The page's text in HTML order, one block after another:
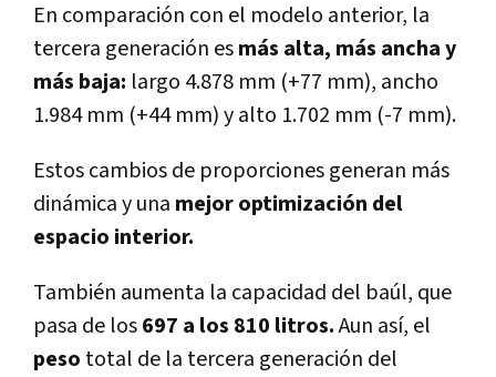
En comparación con el modelo anterior, la
tercera generación esmás alta, más ancha y
más baja: largo 4.878 mm (+77 mm), ancho
1.984 mm (+44 mm) y alto 1.702 mm (-7 mm).
Estos cambios de proporciones generan más
dinámica y una mejor optimización del
espacio interior.
También aumenta la capacidad del baúl, que
pasa de los697 a los 810 litros.Aun así­, el
peso total de la tercera generación del